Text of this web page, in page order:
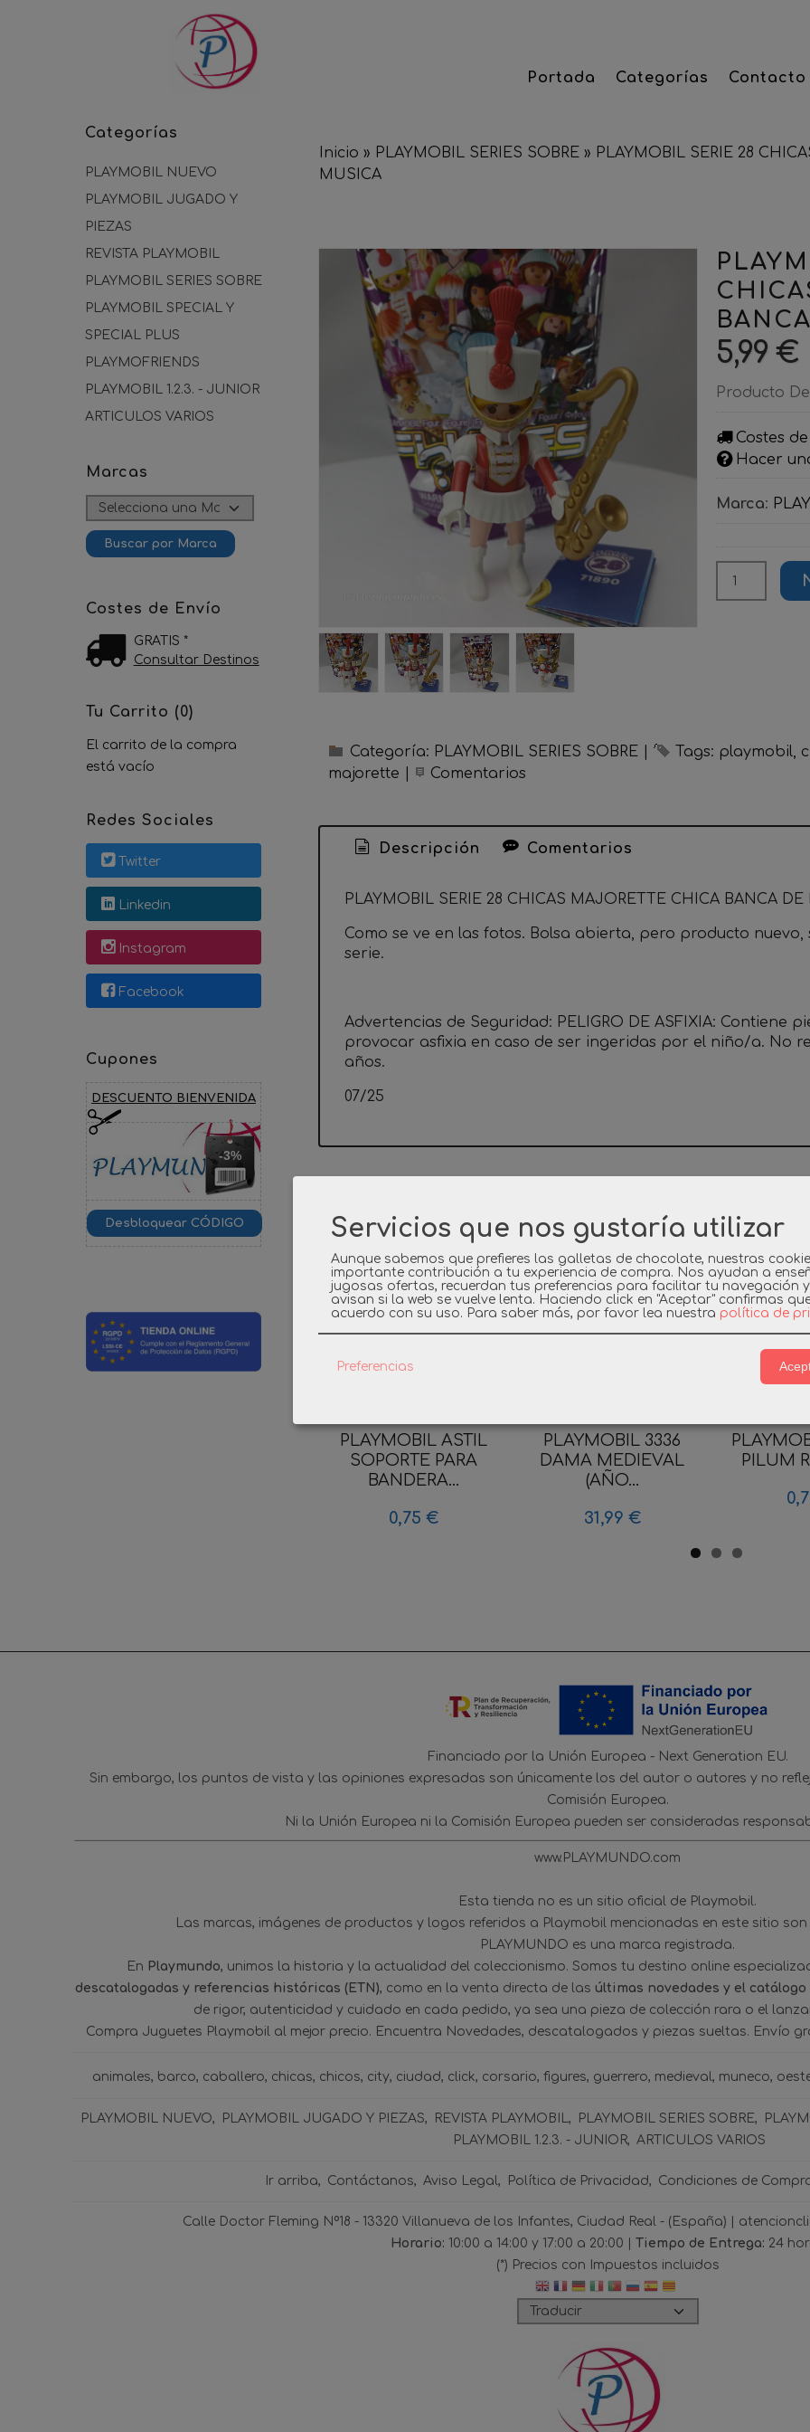
Portada Categorías Contacto
Categorías
PLAYMOBIL NUEVO
PLAYMOBIL JUGADO Y
PIEZAS
REVISTA PLAYMOBIL
PLAYMOBIL SERIES SOBRE
PLAYMOBIL SPECIAL Y
SPECIAL PLUS
PLAYMOFRIENDS
PLAYMOBIL 1.2.3. - JUNIOR
ARTICULOS VARIOS
Marcas
Costes de Envío
GRATIS *
Consultar Destinos
Tu Carrito (0)
El carrito de la compra
está vacío
Redes Sociales
Twitter
Linkedin
Instagram
Facebook
Cupones
DESCUENTO BIENVENIDA
-3%
Inicio » PLAYMOBIL SERIES SOBRE » PLAYMOBIL SERIE 28
MUSICA
5,99 €
Producto
Costes
Hacer
Marca:
Categoría: PLAYMOBIL SERIES SOBRE Tags: playmobil
majorette
Comentarios
Descripción Comentarios
PLAYMOBIL SERIE 28 CHICAS MAJORETTE CHICA BANCA DE
Como se ve en las fotos. Bolsa abierta, pero producto
serie.
Advertencias de Seguridad: PELIGRO DE ASFIXIA: Contiene
provocar asfixia en caso de ser ingeridas por el niño/a. No
años.
07/25
PLAYMOBIL ASTIL
SOPORTE PARA
BANDERA...
0,75 €
PLAYMOBIL 3336
DAMA MEDIEVAL
(AÑO...
31,99 €
PILUM
Financiado por la Unión Europea - Next Generation EU.
Sin embargo, los puntos de vista y las opiniones expresadas son únicamente los del autor o autores y no
Comisión Europea.
Ni la Unión Europea ni la Comisión Europea pueden ser consideradas
www.PLAYMUNDO.com
Esta tienda no es un sitio oficial de Playmobil.
Las marcas, imágenes de productos y logos referidos a Playmobil mencionadas en este sitio
PLAYMUNDO es una marca registrada.
En Playmundo, unimos la historia y la actualidad del coleccionismo. Somos tu destino online
descatalogadas y referencias históricas (ETN), como en la venta directa de las últimas novedades y el
de rigor, autenticidad y cuidado en cada pedido, ya sea una pieza de colección rara o el
Compra Juguetes Playmobil al mejor precio. Encuentra Novedades, descatalogados y piezas sueltas. Envío
animales barco caballero chicas chicos city ciudad click corsario figures guerrero medieval muneco
PLAYMOBIL NUEVO PLAYMOBIL JUGADO Y PIEZAS REVISTA PLAYMOBIL PLAYMOBIL SERIES SOBRE
PLAYMOBIL 1.2.3. - JUNIOR
ARTICULOS VARIOS
Ir arriba Contáctanos Aviso Legal Política de Privacidad Condiciones de
Calle Doctor Fleming Nº18 - 13320 Villanueva de los Infantes, Ciudad Real - (España) |
Horario: 10:00 a 14:00 y 17:00 a 20:00 | Tiempo de Entrega: 24
(*) Precios con Impuestos incluidos
Servicios que nos gustaría utilizar
Aunque sabemos que prefieres las galletas de chocolate, nuestras
importante contribución a tu experiencia de compra. Nos ayudan a
jugosas ofertas, recuerdan tus preferencias para facilitar tu navegación
avisan si la web se vuelve lenta. Haciendo click en "Aceptar" confirmas
acuerdo con su uso. Para saber más, por favor lea nuestra política de
Preferencias